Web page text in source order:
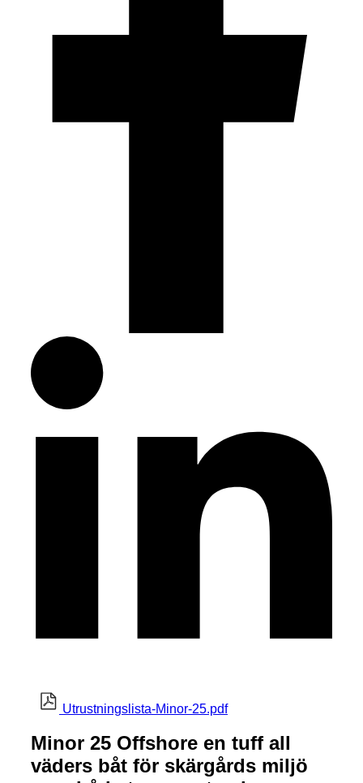
Utrustningslista-Minor-25.pdf
Minor 25 Offshore en tuff all
väders båt för skärgårds miljö